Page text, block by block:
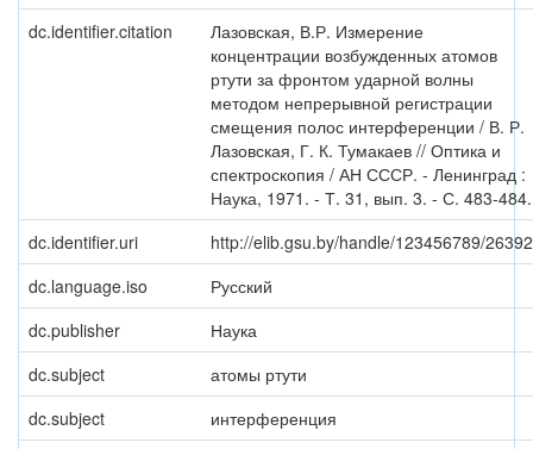
dc.identifier.citation
Лазовская, В.Р. Измерение
концентрации возбужденных атомов
ртути за фронтом ударной волны
методом непрерывной регистрации
смещения полос интерференции / В. Р.
Лазовская, Г. К. Тумакаев // Оптика и
спектроскопия / АН СССР. - Ленинград :
Наука, 1971. - Т. 31, вып. 3. - С. 483-484.
dc.identifier.uri
http://elib.gsu.by/handle/123456789/26392
dc.language.iso
Русский
dc.publisher
Наука
dc.subject
атомы ртути
dc.subject
интерференция